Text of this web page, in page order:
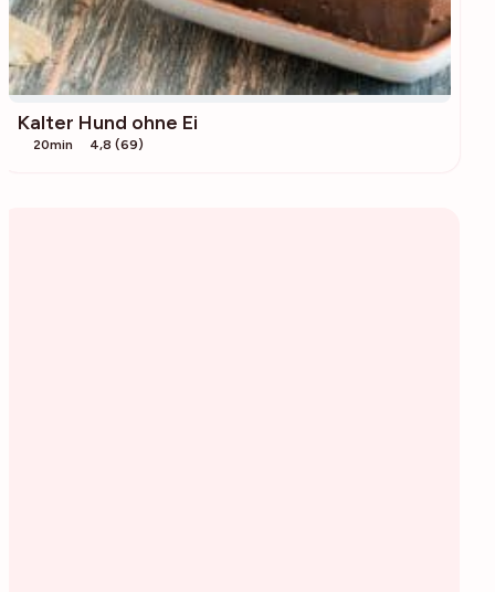
Kalter Hund ohne Ei
20min 4,8 (69)